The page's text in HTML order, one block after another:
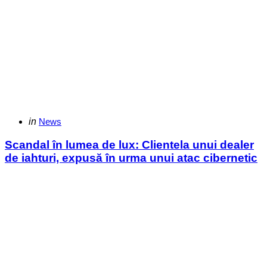
Categories
Posted
in News
Scandal în lumea de lux: Clientela unui dealer
de iahturi, expusă în urma unui atac cibernetic